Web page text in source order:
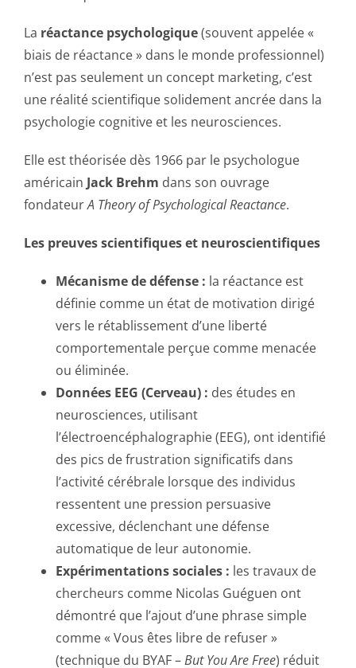
La réactance psychologique(souvent appelée «
biais de réactance » dans le monde professionnel)
n’est pas seulement un concept marketing, c’est
une réalité scientifique solidement ancrée dans la
psychologie cognitive et les neurosciences.
Elle est théorisée dès 1966 par le psychologue
américain Jack Brehm dans son ouvrage
fondateurA Theory of Psychological Reactance.
Les preuves scientifiques et neuroscientifiques
Mécanisme de défense : la réactance est
définie comme un état de motivation dirigé
vers le rétablissement d’une liberté
comportementale perçue comme menacée
ou éliminée.
Données EEG (Cerveau) : des études en
neurosciences, utilisant
l’électroencéphalographie (EEG), ont identifié
des pics de frustration significatifs dans
l’activité cérébrale lorsque des individus
ressentent une pression persuasive
excessive, déclenchant une défense
automatique de leur autonomie.
Expérimentations sociales : les travaux de
chercheurs comme Nicolas Guéguen ont
démontré que l’ajout d’une phrase simple
comme « Vous êtes libre de refuser »
(technique du BYAF –But You Are Free) réduit